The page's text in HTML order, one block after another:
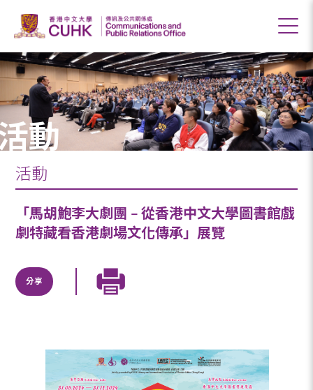
動
活動
「馬胡鮑李大劇團 – 從香港中文大學圖書館戲
劇特藏看香港劇場文化傳承」展覽
分享